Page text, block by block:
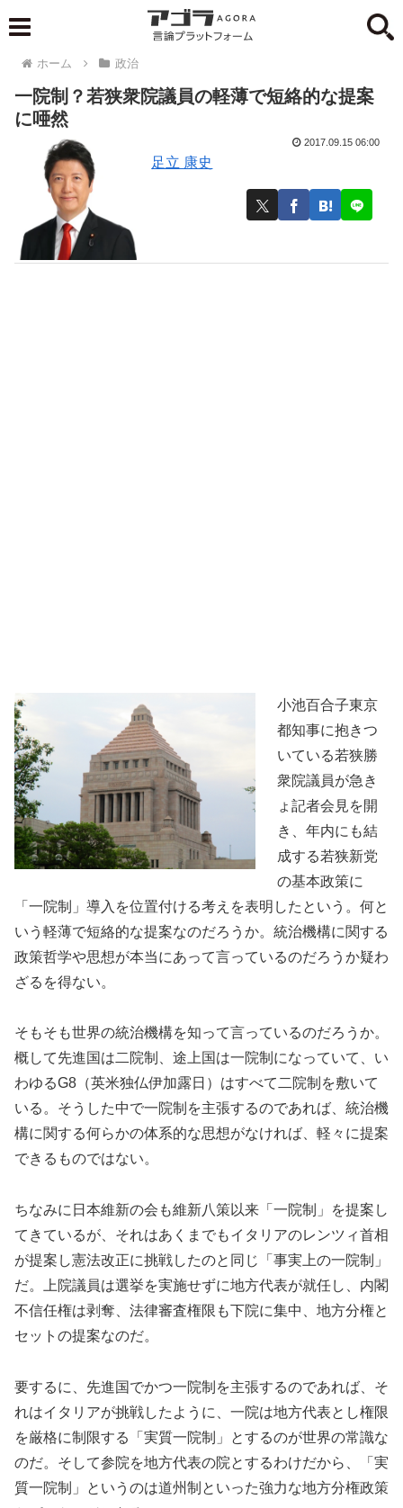
ホーム 政治
一院制？若狭衆院議員の軽薄で短絡的な提案
に唖然
足立 康史
2017.09.15 06:00
小池百合子東京
都知事に抱きつ
いている若狭勝
衆院議員が急き
ょ記者会見を開
き、年内にも結
成する若狭新党
の基本政策に
「一院制」導入を位置付ける考えを表明したという。何と
いう軽薄で短絡的な提案なのだろうか。統治機構に関する
政策哲学や思想が本当にあって言っているのだろうか疑わ
ざるを得ない。
そもそも世界の統治機構を知って言っているのだろうか。
概して先進国は二院制、途上国は一院制になっていて、い
わゆるG8（英米独仏伊加露日）はすべて二院制を敷いて
いる。そうした中で一院制を主張するのであれば、統治機
構に関する何らかの体系的な思想がなければ、軽々に提案
できるものではない。
ちなみに日本維新の会も維新八策以来「一院制」を提案し
てきているが、それはあくまでもイタリアのレンツィ首相
が提案し憲法改正に挑戦したのと同じ「事実上の一院制」
だ。上院議員は選挙を実施せずに地方代表が就任し、内閣
不信任権は剥奪、法律審査権限も下院に集中、地方分権と
セットの提案なのだ。
要するに、先進国でかつ一院制を主張するのであれば、そ
れはイタリアが挑戦したように、一院は地方代表とし権限
を厳格に制限する「実質一院制」とするのが世界の常識な
のだ。そして参院を地方代表の院とするわけだから、「実
質一院制」というのは道州制といった強力な地方分権政策